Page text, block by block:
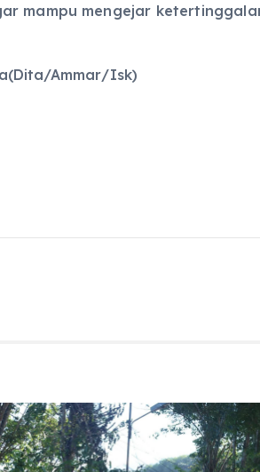
mampu mengejar
Ammar/Isk)